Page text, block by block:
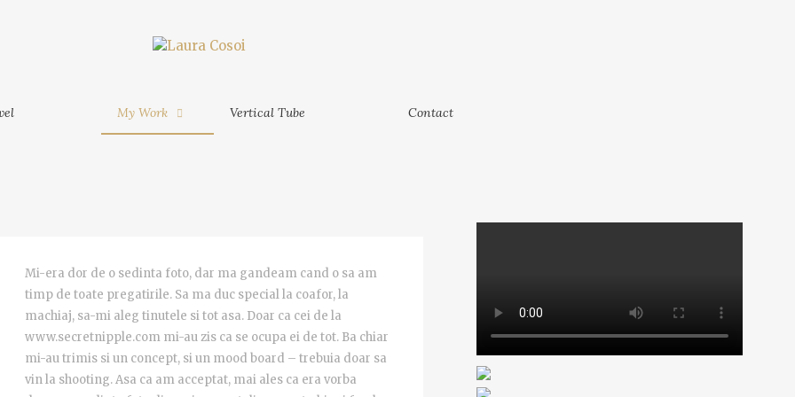
Phu
-
My Work Vertical Tube Contact
Mi-era dor de o sedinta foto, dar ma gandeam cand o sa am
timp de toate pregatirile. Sa ma duc special la coafor, la
machiaj, sa-mi aleg tinutele si tot asa. Doar ca cei de la
www.secretnipple.com mi-au zis ca se ocupa ei de tot. Ba chiar
mi-au trimis si un concept, si un mood board – trebuia doar sa
vin la shooting. Asa ca am acceptat, mai ales ca era vorba